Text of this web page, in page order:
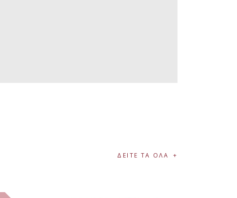
ΔΕΙΤΕ ΤΑ ΟΛΑ